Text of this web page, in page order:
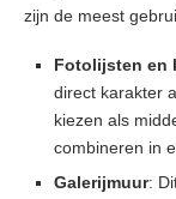
zijn de meest
Fotolijsten en
direct karakter
kiezen als
combineren in
Galerijmuur: